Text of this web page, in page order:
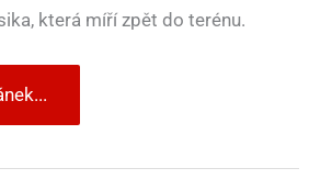
která míří zpět do terénu.